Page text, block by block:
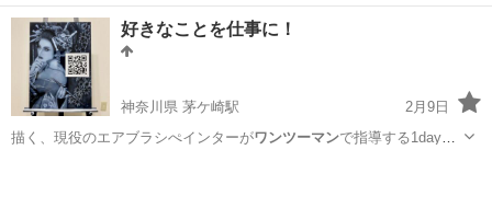
クールです。 …
神奈川 茅ヶ崎市 茅ケ崎駅 その他
好きなことを仕事に！
神奈川県 茅ケ崎駅
2月9日
描く、現役のエアブラシぺインターがワンツーマンで指導する1dayス